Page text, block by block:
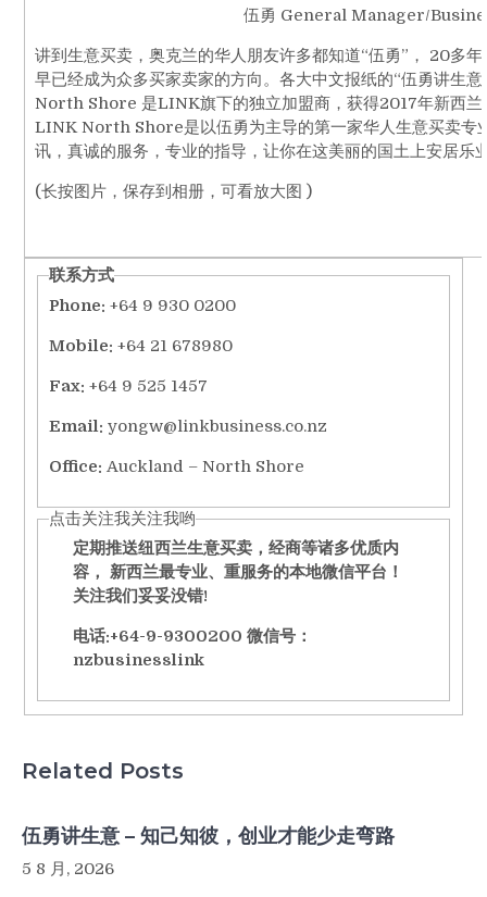
伍勇 General Manager/
讲到生意买卖，奥克兰的华人朋友许多都知道“伍勇”， 20多
早已经成为众多买家卖家的方向。各大中文报纸的“伍勇讲生
North Shore 是LINK旗下的独立加盟商，获得2017年新西兰
LINK North Shore是以伍勇为主导的第一家华人生意买卖专
讯，真诚的服务，专业的指导，让你在这美丽的国土上安居乐
(长按图片，保存到相册，可看放大图 )
联系方式
Phone: +64 9 930 0200
Mobile: +64 21 678980
Fax: +64 9 525 1457
Email: yongw@linkbusiness.co.nz
Office: Auckland – North Shore
点击关注我关注我哟
定期推送纽西兰生意买卖，经商等诸多优质内
容， 新西兰最专业、重服务的本地微信平台！
关注我们妥妥没错!
电话:+64-9-9300200 微信号：
nzbusinesslink
Related Posts
伍勇讲生意 – 知己知彼，创业才能少走弯路
5 8 月, 2026